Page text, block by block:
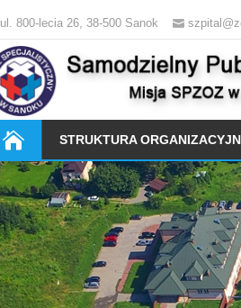
ul. 800-lecia 26, 38-500 Sanok
STRUKTURA